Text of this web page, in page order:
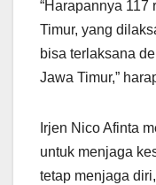
“Harapannya
Timur, yang
bisa terlaksana
Jawa Timur,”
Irjen Nico Afinta
untuk menjaga
tetap menjaga